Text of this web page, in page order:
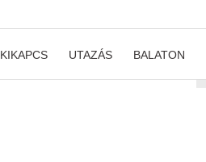
KIKAPCS UTAZÁS BALATON